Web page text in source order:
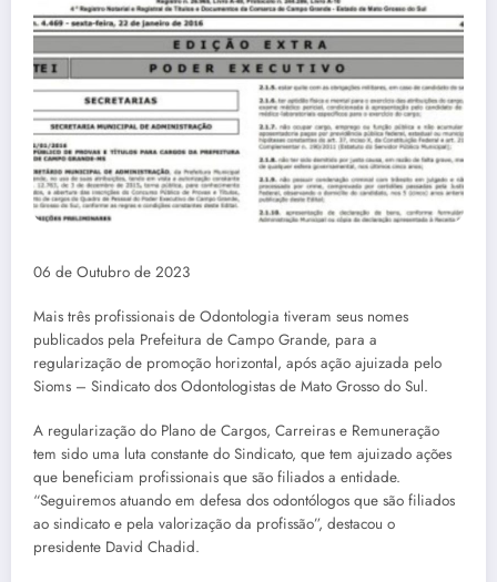
06 de Outubro de 2023
Mais três profissionais de Odontologia tiveram seus nomes
publicados pela Prefeitura de Campo Grande, para a
regularização de promoção horizontal, após ação ajuizada pelo
Sioms – Sindicato dos Odontologistas de Mato Grosso do Sul.
A regularização do Plano de Cargos, Carreiras e Remuneração
tem sido uma luta constante do Sindicato, que tem ajuizado ações
que beneficiam profissionais que são filiados a entidade.
“Seguiremos atuando em defesa dos odontólogos que são filiados
ao sindicato e pela valorização da profissão”, destacou o
presidente David Chadid.